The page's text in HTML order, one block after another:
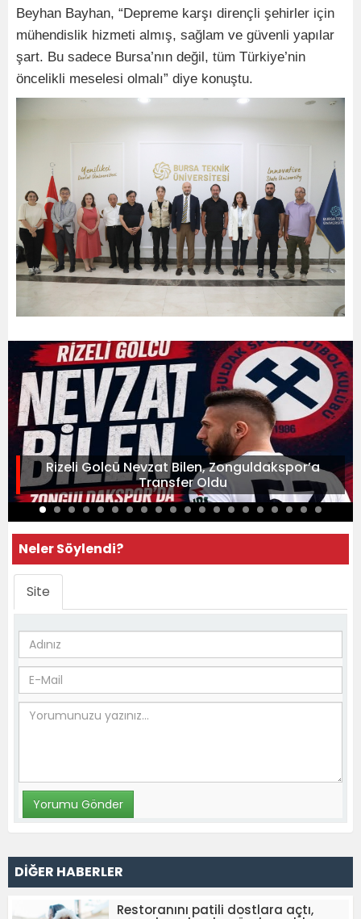
Beyhan Bayhan, “Depreme karşı dirençli şehirler için
mühendislik hizmeti almış, sağlam ve güvenli yapılar
şart. Bu sadece Bursa’nın değil, tüm Türkiye’nin
öncelikli meselesi olmalı” diye konuştu.
Rizeli Golcü Nevzat Bilen, Zonguldakspor’a
Transfer Oldu
Neler Söylendi?
Site
DİĞER HABERLER
Restoranını patili dostlara açtı,